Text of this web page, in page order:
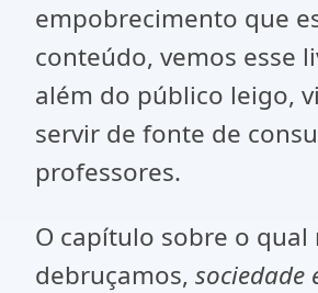
empobrecimento que
conteúdo, vemos esse
além do público leigo,
servir de fonte de
professores.
O capítulo sobre o qual
debruçamos, sociedade